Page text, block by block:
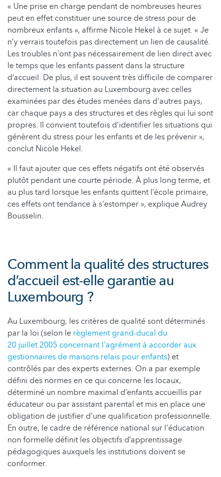
« Une prise en charge pendant de nombreuses heures
peut en effet constituer une source de stress pour de
nombreux enfants », affirme Nicole Hekel à ce sujet. « Je
n’y verrais toutefois pas directement un lien de causalité.
Les troubles n'ont pas nécessairement de lien direct avec
le temps que les enfants passent dans la structure
d’accueil. De plus, il est souvent très difficile de comparer
directement la situation au Luxembourg avec celles
examinées par des études menées dans d'autres pays,
car chaque pays a des structures et des règles qui lui sont
propres. Il convient toutefois d’identifier les situations qui
génèrent du stress pour les enfants et de les prévenir »,
conclut Nicole Hekel.
« Il faut ajouter que ces effets négatifs ont été observés
plutôt pendant une courte période. À plus long terme, et
au plus tard lorsque les enfants quittent l’école primaire,
ces effets ont tendance à s'estomper », explique Audrey
Bousselin.
Comment la qualité des structures
d’accueil est-elle garantie au
Luxembourg ?
Au Luxembourg, les critères de qualité sont déterminés
par la loi (selon le règlement grand-ducal du
20 juillet 2005 concernant l'agrément à accorder aux
gestionnaires de maisons relais pour enfants) et
contrôlés par des experts externes. On a par exemple
défini des normes en ce qui concerne les locaux,
déterminé un nombre maximal d’enfants accueillis par
éducateur ou par assistant parental et mis en place une
obligation de justifier d’une qualification professionnelle.
En outre, le cadre de référence national sur l'éducation
non formelle définit les objectifs d’apprentissage
pédagogiques auxquels les institutions doivent se
conformer.